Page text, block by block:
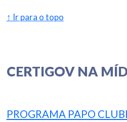
↑ Ir para o topo
CERTIGOV NA
PROGRAMA PAPO